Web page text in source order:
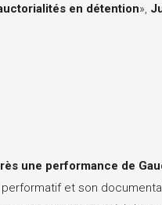
en détention»,
une performance de
et son